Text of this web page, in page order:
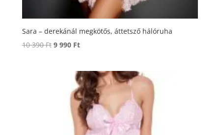
Sara – derekánál megkötős, áttetsző hálóruha
10 390Ft Original
390 Ft.
9 990 FtCurrent
9
990 Ft.